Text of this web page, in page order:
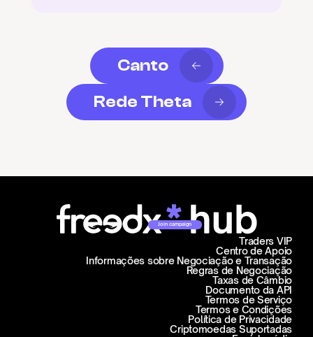
Canto
Rede Theta
Join campaign
Centro de Apoio
Informações sobre Negociação e Transação
Traders VIP
Regras de Negociação
Taxas de Câmbio
Documento da API
Termos de Serviço
Termos e Condições
Política de Privacidade
Criptomoedas Suportadas